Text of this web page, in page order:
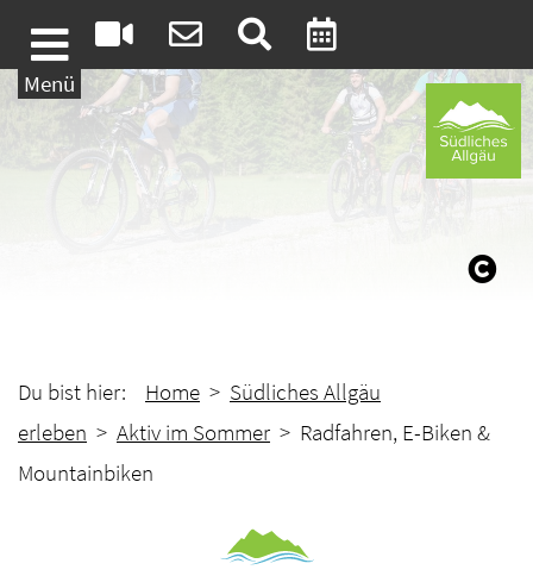
Weiter zum Inhalt
Menü
Du bist hier: Home > Südliches Allgäu
erleben > Aktiv im Sommer > Radfahren, E-Biken &
Mountainbiken